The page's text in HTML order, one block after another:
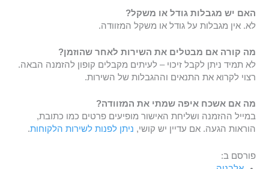
האם יש מגבלות גודל או משקל?
לא. אין מגבלות על גודל או משקל המזוודה.
מה קורה אם מבטלים את השירות לאחר שהוזמן?
לא תמיד ניתן לקבל זיכוי – לעיתים מקבלים קופון להזמנה הבאה.
רצוי לקרוא את התנאים וההגבלות של השירות.
מה אם אשכח איפה שמתי את המזוודה?
במייל ההזמנה ושליחת האישור מופיעים פרטים כמו כתובת,
הוראות הגעה. אם עדיין יש קושי, ניתן לפנות לשירות הלקוחות.
פורסם ב: